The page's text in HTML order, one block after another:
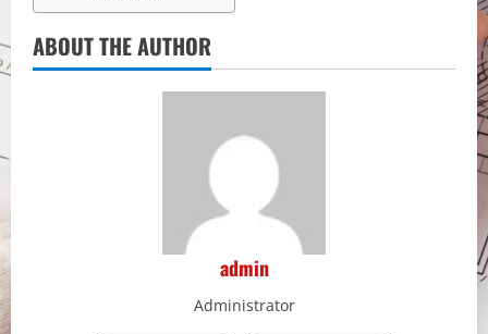
ABOUT THE AUTHOR
admin
Administrator